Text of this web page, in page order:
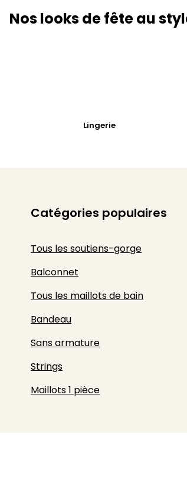
Nos looks de fête au
Lingerie
Catégories populaires
Tous les soutiens-gorge
Balconnet
Tous les maillots de bain
Bandeau
Sans armature
Strings
Maillots 1 pièce